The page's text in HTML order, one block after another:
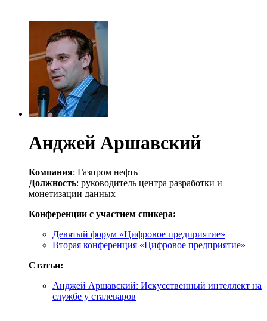
Анджей Аршавский
Компания: Газпром нефть
Должность: руководитель центра разработки и
монетизации данных
Конференции с участием спикера:
Девятый форум «Цифровое предприятие»
Вторая конференция «Цифровое предприятие»
Статьи:
Анджей Аршавский: Искусственный интеллект на
службе у сталеваров